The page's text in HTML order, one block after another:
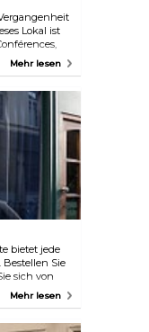
Lokal ist
gegründet;
der
Jazz,
Mehr lesen
bietet jede
Bestellen Sie
sich von
Mehr lesen